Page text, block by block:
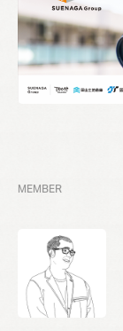
MEMBER